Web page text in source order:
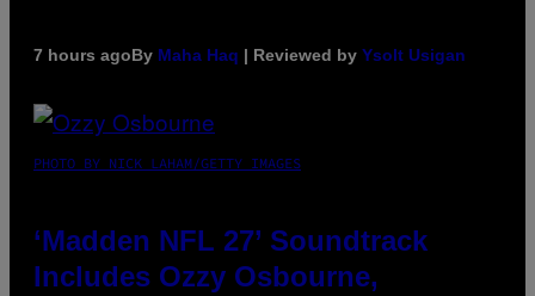
7 hours agoBy Maha Haq | Reviewed by Ysolt Usigan
PHOTO BY NICK LAHAM/GETTY IMAGES
‘Madden NFL 27’ Soundtrack
Includes Ozzy Osbourne,